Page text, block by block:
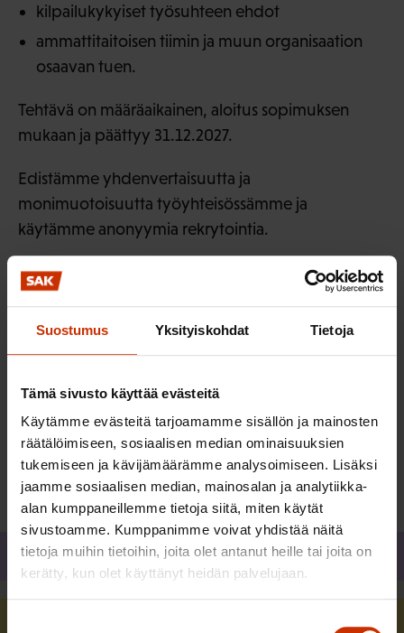
Suostumus Yksityiskohdat Tietoja
Tämä sivusto käyttää evästeitä
Käytämme evästeitä tarjoamamme sisällön ja mainosten
räätälöimiseen, sosiaalisen median ominaisuuksien
tukemiseen ja kävijämäärämme analysoimiseen. Lisäksi
jaamme sosiaalisen median, mainosalan ja analytiikka-
alan kumppaneillemme tietoja siitä, miten käytät
sivustoamme. Kumppanimme voivat yhdistää näitä
tietoja muihin tietoihin, joita olet antanut heille tai joita on
kerätty, kun olet käyttänyt heidän palvelujaan.
kilpailukykyiset työsuhteen ehdot
ammattitaitoisen tiimin ja muun organisaation
osaavan tuen.
Tehtävä on määräaikainen, aloitus sopimuksen
mukaan ja päättyy 31.12.2027.
Edistämme yhdenvertaisuutta ja
monimuotoisuutta työyhteisössämme ja
käytämme anonyymia rekrytointia.
Lähetä hakemuksesi 17.11.2025 mennessä.
Sparf 7.11. klo 9–16, 10.11. klo 12–16 ja 13.11. klo
Hakuaika päättynyt 17.11.2025
Jaa